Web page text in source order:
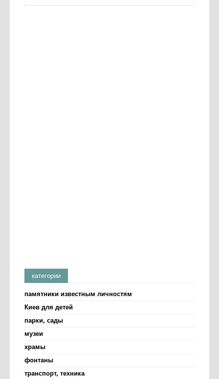
категории
памятники известным личностям
Киев для детей
парки, сады
музеи
храмы
фонтаны
транспорт, техника